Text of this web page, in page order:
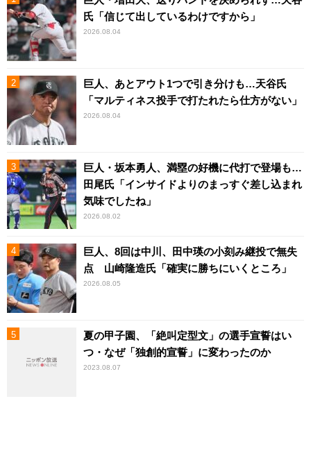
氏「信じて出しているわけですから」
2026.08.04
巨人、あとアウト1つで引き分けも…天谷氏
「マルティネス投手で打たれたら仕方がない」
2026.08.04
巨人・坂本勇人、満塁の好機に代打で登場も…
田尾氏「インサイドよりのまっすぐ差し込まれ
気味でしたね」
2026.08.02
巨人、8回は中川、田中瑛の小刻み継投で無失
点 山崎隆造氏「確実に勝ちにいくところ」
2026.08.05
夏の甲子園、「絶叫定型文」の選手宣誓はい
つ・なぜ「独創的宣誓」に変わったのか
2023.08.07